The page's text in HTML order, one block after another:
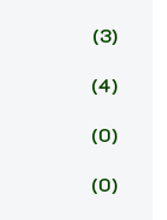
(3)
(4)
(0)
(0)